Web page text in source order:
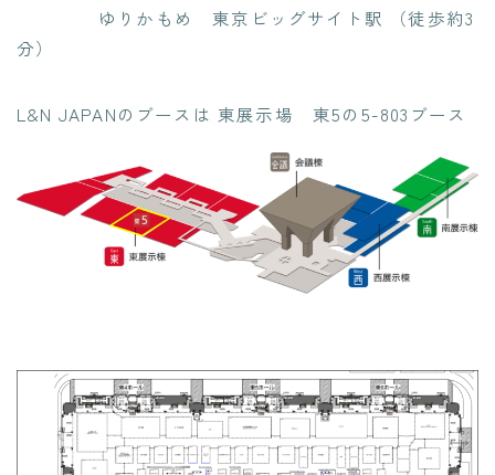
ゆりかもめ
東京ビッグサイト駅 （徒歩約3
分）
L&N JAPANのブースは 東展示場 東5の5-803ブース